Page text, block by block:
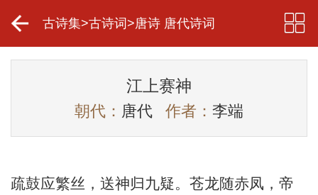
古诗集>古诗词 >唐诗 唐代诗词
江上赛神
朝代： 唐代 作者： 李端
疏鼓应繁丝，送神归九疑。苍龙随赤凤，帝